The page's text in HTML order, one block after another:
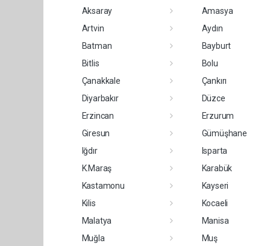
Aksaray
Amasya
Artvin
Aydın
Batman
Bayburt
Bitlis
Bolu
Çanakkale
Çankırı
Diyarbakır
Düzce
Erzincan
Erzurum
Giresun
Gümüşhane
Iğdır
Isparta
K.Maraş
Karabük
Kastamonu
Kayseri
Kilis
Kocaeli
Malatya
Manisa
Muğla
Muş